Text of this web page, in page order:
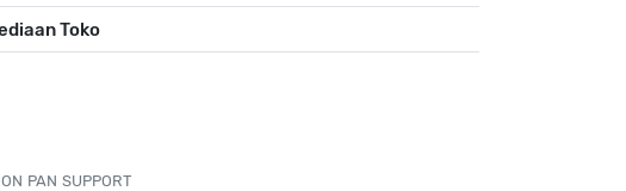
Toko
PAN SUPPORT